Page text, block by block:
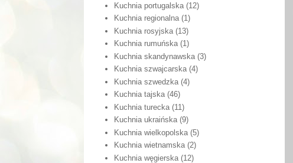
Kuchnia portugalska (12)
Kuchnia regionalna (1)
Kuchnia rosyjska (13)
Kuchnia rumuńska (1)
Kuchnia skandynawska (3)
Kuchnia szwajcarska (4)
Kuchnia szwedzka (4)
Kuchnia tajska (46)
Kuchnia turecka (11)
Kuchnia ukraińska (9)
Kuchnia wielkopolska (5)
Kuchnia wietnamska (2)
Kuchnia węgierska (12)